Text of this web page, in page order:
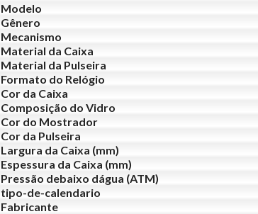
Modelo
Gênero
Mecanismo
Material da Caixa
Material da Pulseira
Formato do Relógio
Cor da Caixa
Composição do Vidro
Cor do Mostrador
Cor da Pulseira
Largura da Caixa (mm)
Espessura da Caixa (mm)
Pressão debaixo dágua (ATM)
tipo-de-calendario
Fabricante